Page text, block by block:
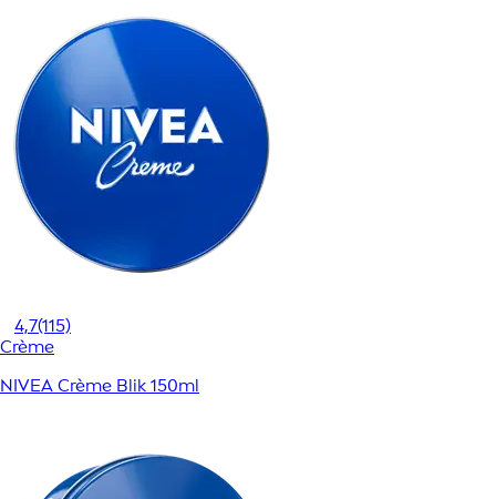
4,7(115)
Crème
NIVEA Crème Blik 150ml